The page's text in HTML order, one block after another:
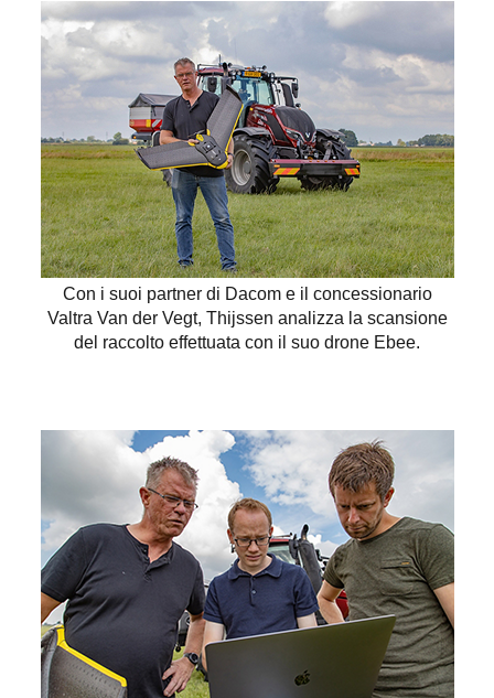
Con i suoi partner di Dacom e il concessionario
Valtra Van der Vegt, Thijssen analizza la scansione
del raccolto effettuata con il suo drone Ebee.